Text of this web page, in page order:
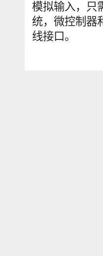
模拟输入，只
统，微控制器
线接口。